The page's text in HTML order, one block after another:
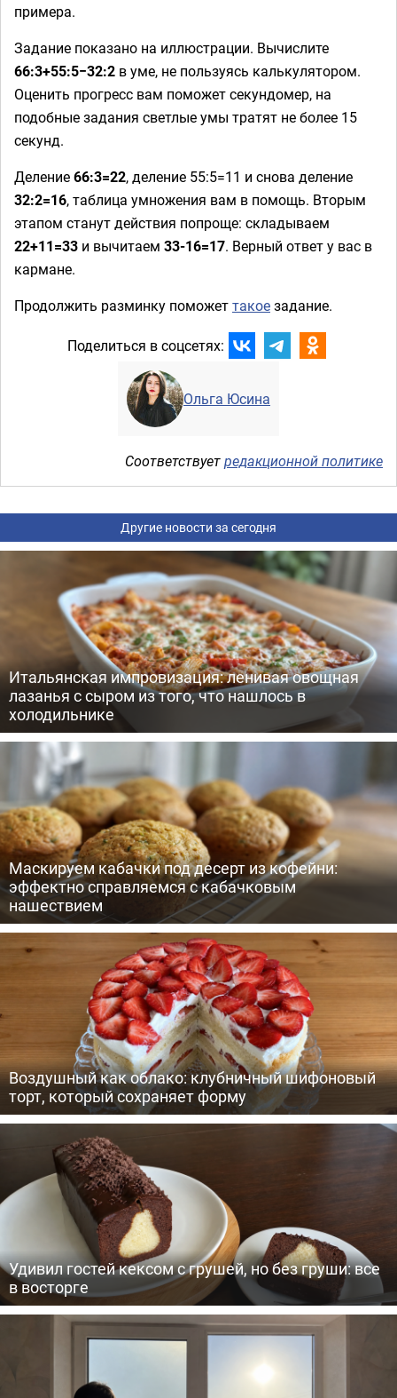
примера.
Задание показано на иллюстрации. Вычислите
66:3+55:5−32:2 в уме, не пользуясь калькулятором.
Оценить прогресс вам поможет секундомер, на
подобные задания светлые умы тратят не более 15
секунд.
Деление66:3=22, деление 55:5=11 и снова деление
32:2=16, таблица умножения вам в помощь. Вторым
этапом станут действия попроще: складываем
22+11=33 и вычитаем 33-16=17. Верный ответ у вас в
кармане.
Продолжить разминку поможеттакоезадание.
Поделиться в соцсетях:
Ольга Юсина
Соответствуетредакционной политике
Другие новости за сегодня
Итальянская импровизация: ленивая овощная
лазанья с сыром из того, что нашлось в
холодильнике
Маскируем кабачки под десерт из кофейни:
эффектно справляемся с кабачковым
нашествием
Воздушный как облако: клубничный шифоновый
торт, который сохраняет форму
Удивил гостей кексом с грушей, но без груши: все
в восторге